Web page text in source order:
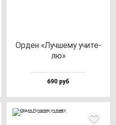
Орден «Луч­ше­му учи­те­
лю»
690 руб